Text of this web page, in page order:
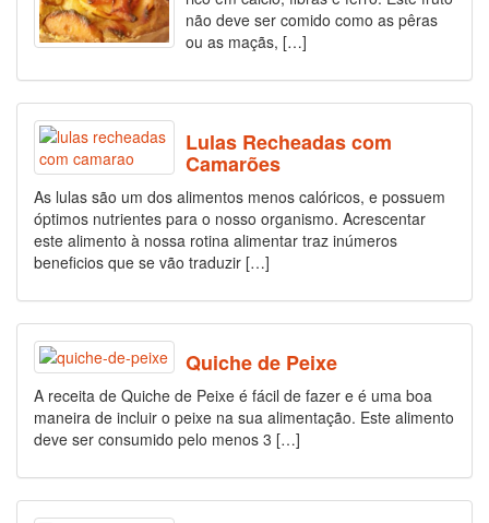
não deve ser comido como as pêras
ou as maçãs, […]
Lulas Recheadas com
Camarões
As lulas são um dos alimentos menos calóricos, e possuem
óptimos nutrientes para o nosso organismo. Acrescentar
este alimento à nossa rotina alimentar traz inúmeros
beneficios que se vão traduzir […]
Quiche de Peixe
A receita de Quiche de Peixe é fácil de fazer e é uma boa
maneira de incluir o peixe na sua alimentação. Este alimento
deve ser consumido pelo menos 3 […]